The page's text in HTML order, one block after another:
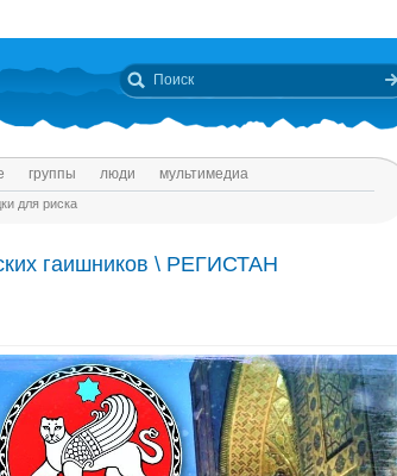
группы люди мультимедиа
для риска
гаишников \ РЕГИСТАН